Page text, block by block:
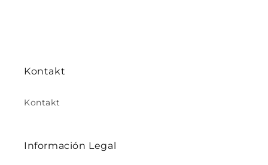
Kontakt
Kontakt
Información Legal